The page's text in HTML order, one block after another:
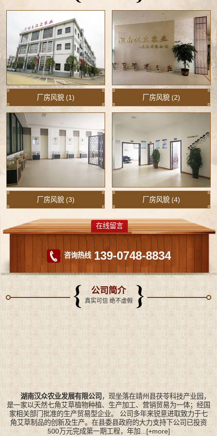
厂房风貌 (1) 厂房风貌 (2)
厂房风貌 (3) 厂房风貌 (4)
咨询热线 139-0748-8834
在线留言
公司简介
真实可信 绝不虚假
湖南汉众农业发展有限公司 ，现坐落在靖州县茯苓科技产业园，
是一家以天然七角艾草植物种植、生产加工、营销贸易为一体；经国
家相关部门批准的生产贸易型企业。 公司多年来锐意进取致力于七
角艾草制品的创新及生产。在县委县政府的大力支持下公司已投资
500万元完成第一期工程，年加...[+more]